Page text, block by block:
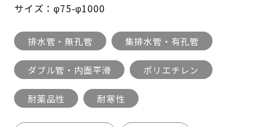
サイズ：φ75-φ1000
排水管・無孔管 集排水管・有孔管
ダブル管・内面平滑 ポリエチレン
耐薬品性 耐寒性